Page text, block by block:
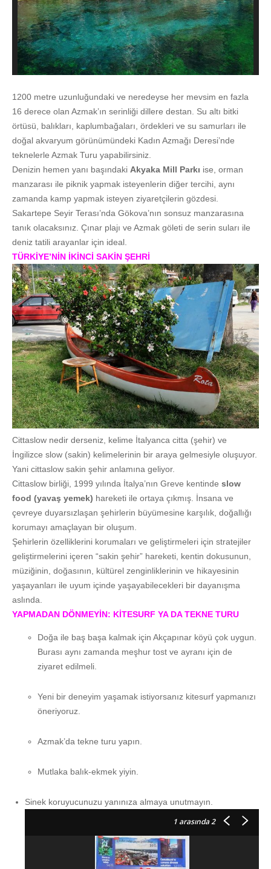
1200 metre uzunluğundaki ve neredeyse her mevsim en fazla
16 derece olan Azmak’ın serinliği dillere destan. Su altı bitki
örtüsü, balıkları, kaplumbağaları, ördekleri ve su samurları ile
doğal akvaryum görünümündeki Kadın Azmağı Deresi’nde
teknelerle Azmak Turu yapabilirsiniz.
Denizin hemen yanı başındaki Akyaka Mill Parkı ise, orman
manzarası ile piknik yapmak isteyenlerin diğer tercihi, aynı
zamanda kamp yapmak isteyen ziyaretçilerin gözdesi.
Sakartepe Seyir Terası’nda Gökova’nın sonsuz manzarasına
tanık olacaksınız. Çınar plajı ve Azmak göleti de serin suları ile
deniz tatili arayanlar için ideal.
TÜRKİYE’NİN İKİNCİ SAKİN ŞEHRİ
Cittaslow nedir derseniz, kelime İtalyanca citta (şehir) ve
İngilizce slow (sakin) kelimelerinin bir araya gelmesiyle oluşuyor.
Yani cittaslow sakin şehir anlamına geliyor.
Cittaslow birliği, 1999 yılında İtalya’nın Greve kentinde slow
food (yavaş yemek) hareketi ile ortaya çıkmış. İnsana ve
çevreye duyarsızlaşan şehirlerin büyümesine karşılık, doğallığı
korumayı amaçlayan bir oluşum.
Şehirlerin özelliklerini korumaları ve geliştirmeleri için stratejiler
geliştirmelerini içeren “sakin şehir” hareketi, kentin dokusunun,
müziğinin, doğasının, kültürel zenginliklerinin ve hikayesinin
yaşayanları ile uyum içinde yaşayabilecekleri bir dayanışma
aslında.
YAPMADAN DÖNMEYİN: KİTESURF YA DA TEKNE TURU
Doğa ile baş başa kalmak için Akçapınar köyü çok uygun.
Burası aynı zamanda meşhur tost ve ayranı için de
ziyaret edilmeli.
Yeni bir deneyim yaşamak istiyorsanız kitesurf yapmanızı
öneriyoruz.
Azmak’da tekne turu yapın.
Mutlaka balık-ekmek yiyin.
Sinek koruyucunuzu yanınıza almaya unutmayın.
1 arasında 2